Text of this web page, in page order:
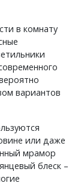
в комнату
вариантов
или даже
мрамор
блеск –